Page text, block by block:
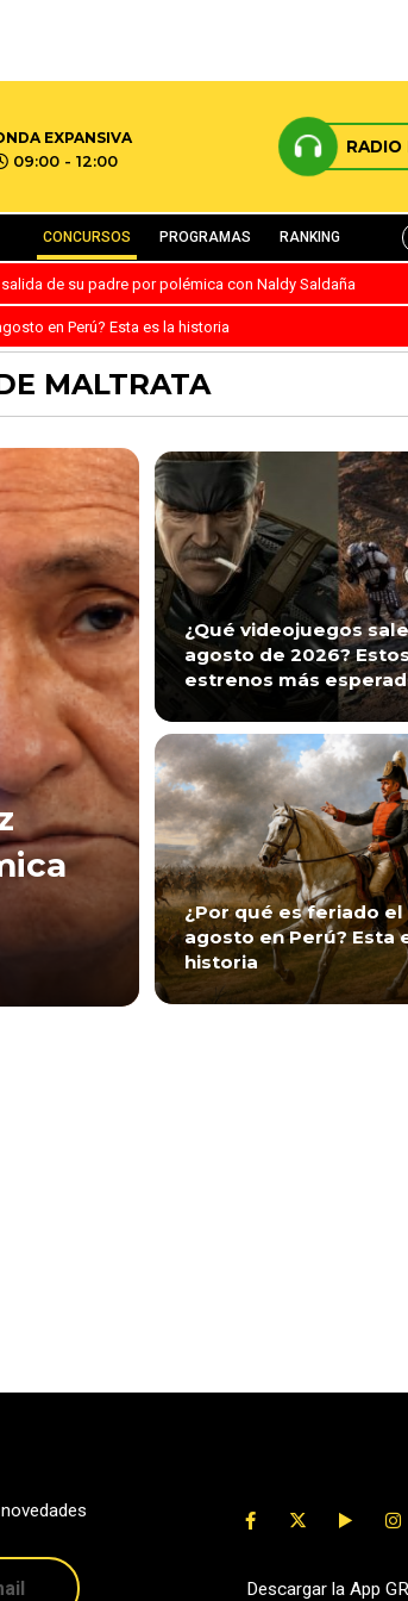
EXPANSIVA
09:00 - 12:00
RADIO
CONCURSOS PROGRAMAS RANKING
de su padre por polémica con Naldy Saldaña
en Perú? Esta es la historia
MALTRATA
¿Qué videojuegos
agosto de 2026?
estrenos más
¿Por qué es feriado el
agosto en Perú? Esta
historia
Descargar la App